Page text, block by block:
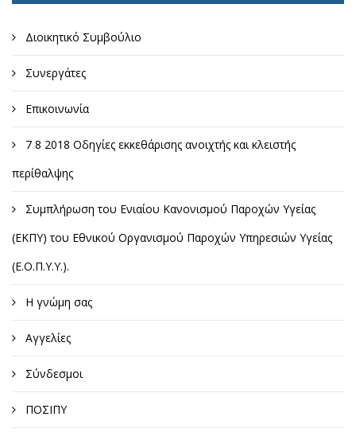
Διοικητικό Συμβούλιο
Συνεργάτες
Επικοινωνία
7 8 2018 Οδηγίες εκκεθάρισης ανοιχτής και κλειστής
περίθαλψης
Συμπλήρωση του Ενιαίου Κανονισμού Παροχών Υγείας
(ΕΚΠΥ) του Εθνικού Οργανισμού Παροχών Υπηρεσιών Υγείας
(Ε.Ο.Π.Υ.Υ.).
Η γνώμη σας
Αγγελίες
Σύνδεσμοι
ΠΟΣΙΠΥ